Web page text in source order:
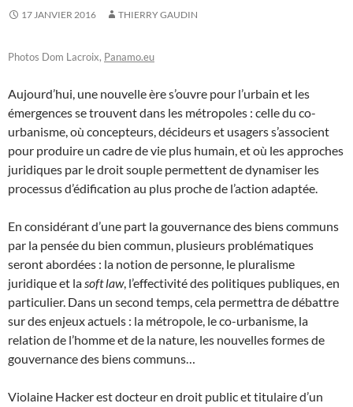
17 JANVIER 2016 THIERRY GAUDIN
Photos Dom Lacroix, Panamo.eu
Aujourd’hui, une nouvelle ère s’ouvre pour l’urbain et les
émergences se trouvent dans les métropoles : celle du co-
urbanisme, où concepteurs, décideurs et usagers s’associent
pour produire un cadre de vie plus humain, et où les approches
juridiques par le droit souple permettent de dynamiser les
processus d’édification au plus proche de l’action adaptée.
En considérant d’une part la gouvernance des biens communs
par la pensée du bien commun, plusieurs problématiques
seront abordées : la notion de personne, le pluralisme
juridique et lasoft law, l’effectivité des politiques publiques, en
particulier. Dans un second temps, cela permettra de débattre
sur des enjeux actuels : la métropole, le co-urbanisme, la
relation de l’homme et de la nature, les nouvelles formes de
gouvernance des biens communs…
Violaine Hacker est docteur en droit public et titulaire d’un